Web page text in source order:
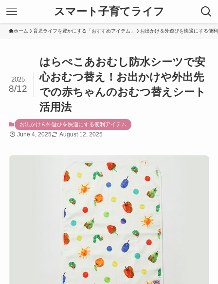
スマート子育てライフ
ホーム 育児ライフを豊かにする「おすすめアイテム」 お出かけ＆外遊びを快適にする便
はらぺこあおむし防水シーツで安
心おむつ替え！お出かけや外出先
での赤ちゃんのおむつ替えシート
活用法
2025
8/12
お出かけ＆外遊びを快適にする便利アイテム
June 4, 2025 August 12, 2025